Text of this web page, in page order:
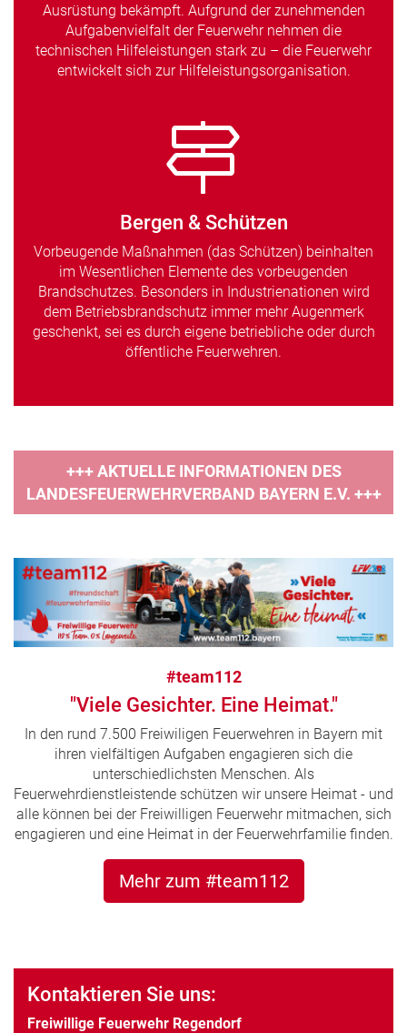
Ausrüstung bekämpft. Aufgrund der zunehmenden
Aufgabenvielfalt der Feuerwehr nehmen die
technischen Hilfeleistungen stark zu – die Feuerwehr
entwickelt sich zur Hilfeleistungsorganisation.
Bergen & Schützen
Vorbeugende Maßnahmen (das Schützen) beinhalten
im Wesentlichen Elemente des vorbeugenden
Brandschutzes. Besonders in Industrienationen wird
dem Betriebsbrandschutz immer mehr Augenmerk
geschenkt, sei es durch eigene betriebliche oder durch
öffentliche Feuerwehren.
+++ AKTUELLE INFORMATIONEN DES
LANDESFEUERWEHRVERBAND BAYERN E.V. +++
#team112
"Viele Gesichter. Eine Heimat."
In den rund 7.500 Freiwiligen Feuerwehren in Bayern mit
ihren vielfältigen Aufgaben engagieren sich die
unterschiedlichsten Menschen. Als
Feuerwehrdienstleistende schützen wir unsere Heimat - und
alle können bei der Freiwilligen Feuerwehr mitmachen, sich
engagieren und eine Heimat in der Feuerwehrfamilie finden.
Mehr zum #team112
Kontaktieren Sie uns:
Freiwillige Feuerwehr Regendorf